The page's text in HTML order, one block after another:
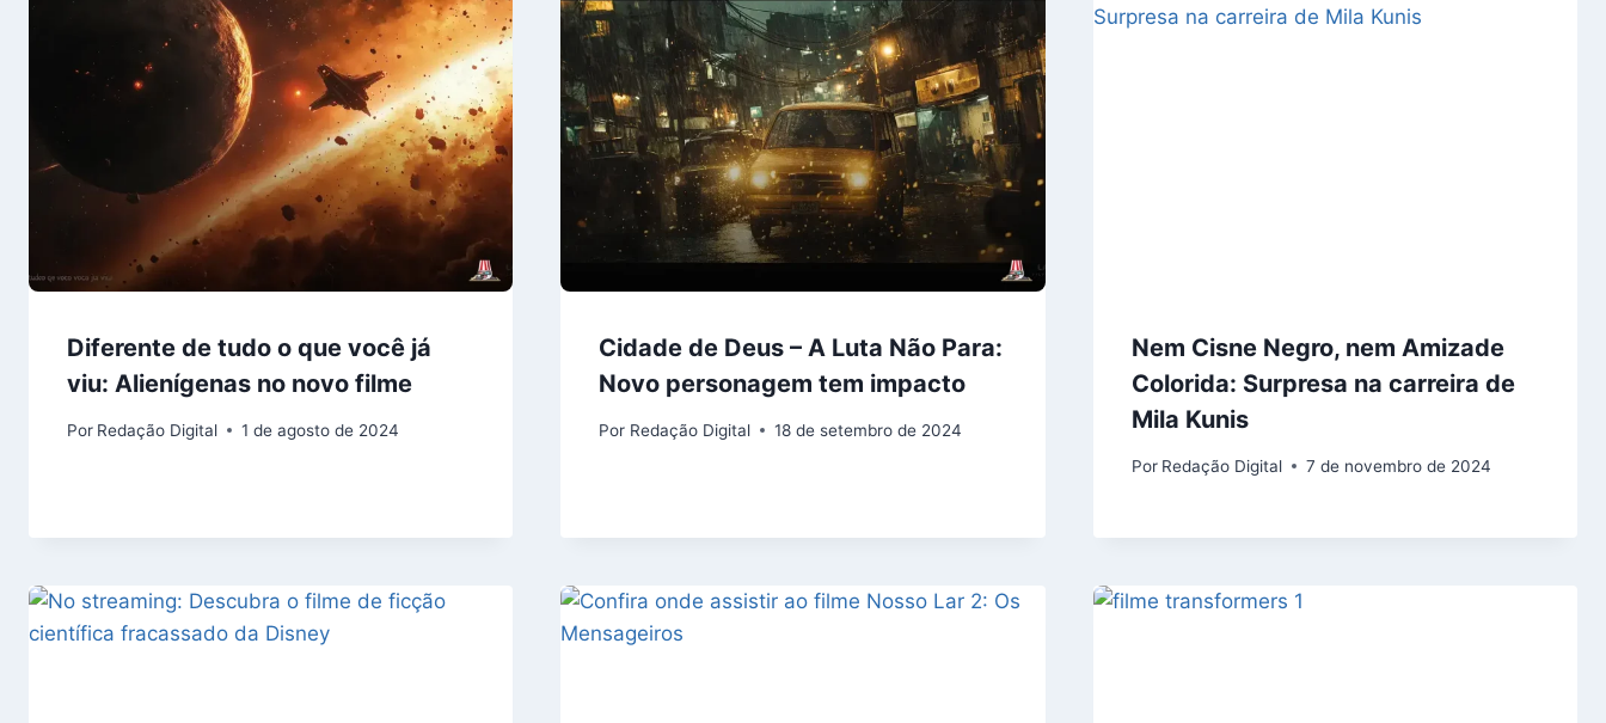
Diferente de tudo o que você já
viu: Alienígenas no novo filme
Por Redação Digital 1 de agosto de 2024
Cidade de Deus – A Luta Não Para:
Novo personagem tem impacto
Por Redação Digital 18 de setembro de 2024
Nem Cisne Negro, nem Amizade
Colorida: Surpresa na carreira de
Mila Kunis
Por Redação Digital 7 de novembro de 2024